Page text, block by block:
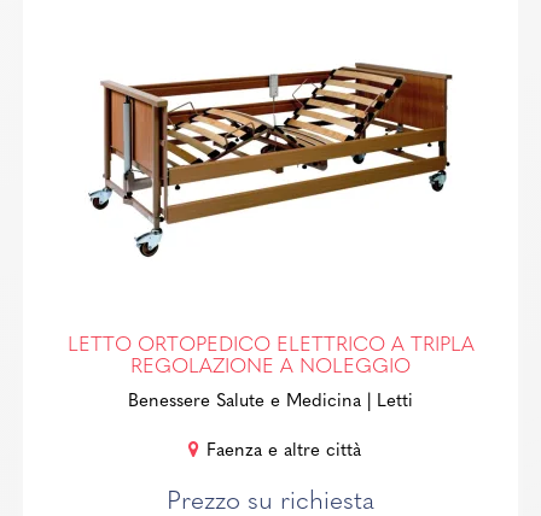
LETTO ORTOPEDICO ELETTRICO A TRIPLA
REGOLAZIONE A NOLEGGIO
Benessere Salute e Medicina | Letti
Faenza e altre città
Prezzo su richiesta